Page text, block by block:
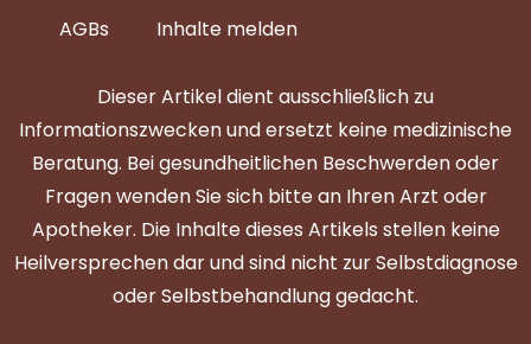
AGBs
Inhalte melden
Dieser Artikel dient ausschließlich zu
Informationszwecken und ersetzt keine medizinische
Beratung. Bei gesundheitlichen Beschwerden oder
Fragen wenden Sie sich bitte an Ihren Arzt oder
Apotheker. Die Inhalte dieses Artikels stellen keine
Heilversprechen dar und sind nicht zur Selbstdiagnose
oder Selbstbehandlung gedacht.